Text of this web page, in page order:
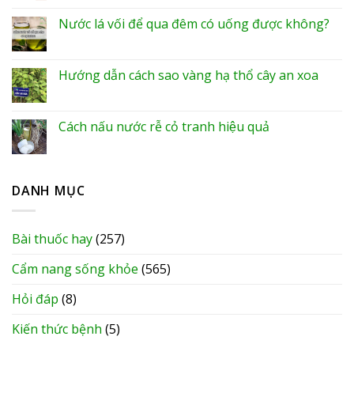
Nước lá vối để qua đêm có uống được không?
Hướng dẫn cách sao vàng hạ thổ cây an xoa
Cách nấu nước rễ cỏ tranh hiệu quả
DANH MỤC
Bài thuốc hay(257)
Cẩm nang sống khỏe (565)
Hỏi đáp (8)
Kiến thức bệnh (5)